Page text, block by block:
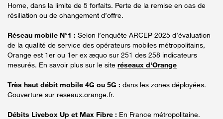
Home, dans la limite de 5 forfaits. Perte de la remise en cas de
résiliation ou de changement d’offre.
Réseau mobile N°1 : Selon l’enquête ARCEP 2025 d’évaluation
de la qualité de service des opérateurs mobiles métropolitains,
Orange est 1er ou 1er ex æquo sur 251 des 258 indicateurs
mesurés. En savoir plus sur le site réseaux d'Orange
Très haut débit mobile 4G ou 5G : dans les zones déployées.
Couverture sur reseaux.orange.fr.
Débits Livebox Up et Max Fibre : En France métropolitaine.